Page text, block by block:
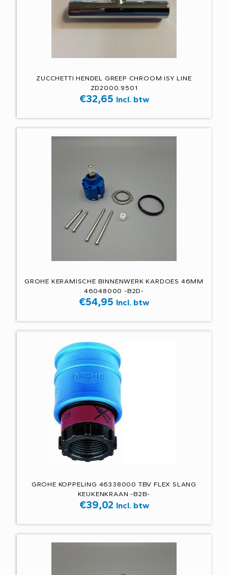
ZUCCHETTI HENDEL GREEP CHROOM ISY LINE
ZD2000.9501
€32,65 Incl. btw
GROHE KERAMISCHE BINNENWERK KARDOES 46MM
46048000 -B2D-
€54,95 Incl. btw
GROHE KOPPELING 46338000 TBV FLEX SLANG
KEUKENKRAAN -B2B-
€39,02 Incl. btw